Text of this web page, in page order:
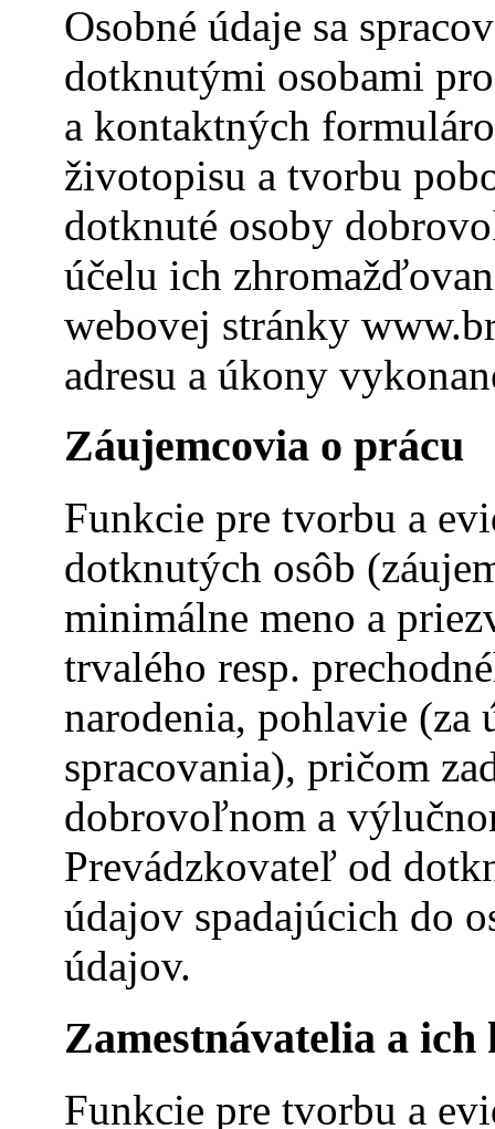
Osobné údaje sa
dotknutými osobami
a kontaktných
životopisu a tvorbu
dotknuté osoby
účelu ich
webovej stránky
adresu a úkony
Záujemcovia o prácu
Funkcie pre tvorbu a
dotknutých osôb
minimálne meno a
trvalého resp.
narodenia, pohlavie (za
spracovania), pričom
dobrovoľnom a
Prevádzkovateľ od
údajov spadajúcich do
údajov.
Zamestnávatelia a ich
Funkcie pre tvorbu a